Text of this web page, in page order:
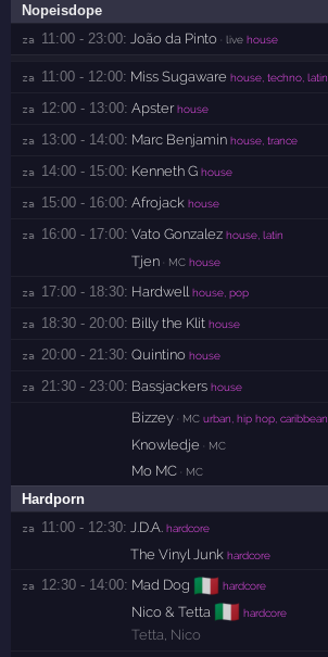
Nopeisdope
za 11:00 - 23:00: João da Pinto · live house
za 11:00 - 12:00: Miss Sugaware house, techno, latin
za 12:00 - 13:00: Apster house
za 13:00 - 14:00: Marc Benjamin house, trance
za 14:00 - 15:00: Kenneth G house
za 15:00 - 16:00: Afrojack house
za 16:00 - 17:00: Vato Gonzalez house, latin
Tjen · MC house
za 17:00 - 18:30: Hardwell house, pop
za 18:30 - 20:00: Billy the Klit house
za 20:00 - 21:30: Quintino house
za 21:30 - 23:00: Bassjackers house
Bizzey · MC urban, hip hop, caribbean
Knowledje · MC
Mo MC · MC
Hardporn
za 11:00 - 12:30: J.D.A. hardcore
The Vinyl Junk hardcore
za 12:30 - 14:00: Mad Dog 🇮🇹 hardcore
Nico & Tetta 🇮🇹 hardcore
Tetta, Nico